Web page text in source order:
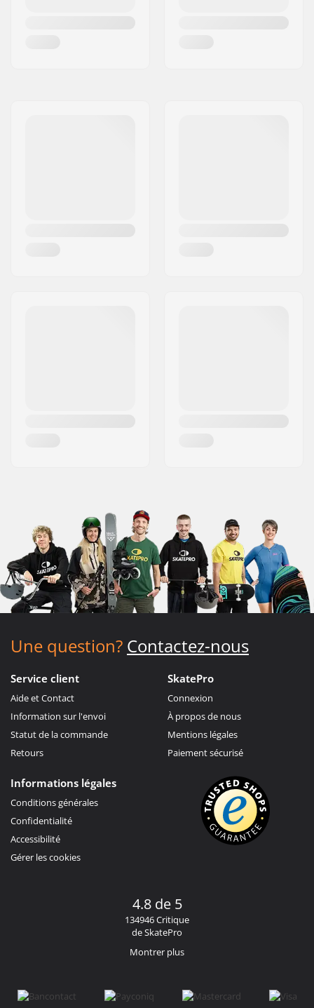
Une question? Contactez-nous
Service client
Aide et Contact
Information sur l'envoi
Statut de la commande
Retours
SkatePro
Connexion
À propos de nous
Mentions légales
Paiement sécurisé
Informations légales
Conditions générales
Confidentialité
Accessibilité
Gérer les cookies
4.8 de 5
134946 Critique
de SkatePro
Montrer plus